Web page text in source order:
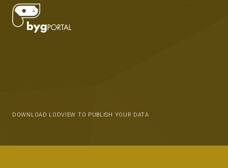
DOWNLOAD LODVIEW TO PUBLISH YOUR DATA